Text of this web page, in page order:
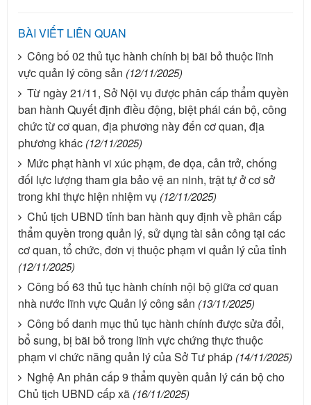
BÀI VIẾT LIÊN QUAN
Công bố 02 thủ tục hành chính bị bãi bỏ thuộc lĩnh
vực quản lý công sản (12/11/2025)
Từ ngày 21/11, Sở Nội vụ được phân cấp thẩm quyền
ban hành Quyết định điều động, biệt phái cán bộ, công
chức từ cơ quan, địa phương này đến cơ quan, địa
phương khác (12/11/2025)
Mức phạt hành vi xúc phạm, đe dọa, cản trở, chống
đối lực lượng tham gia bảo vệ an ninh, trật tự ở cơ sở
trong khi thực hiện nhiệm vụ (12/11/2025)
Chủ tịch UBND tỉnh ban hành quy định về phân cấp
thẩm quyền trong quản lý, sử dụng tài sản công tại các
cơ quan, tổ chức, đơn vị thuộc phạm vi quản lý của tỉnh
(12/11/2025)
Công bố 63 thủ tục hành chính nội bộ giữa cơ quan
nhà nước lĩnh vực Quản lý công sản (13/11/2025)
Công bố danh mục thủ tục hành chính được sửa đổi,
bổ sung, bị bãi bỏ trong lĩnh vực chứng thực thuộc
phạm vi chức năng quản lý của Sở Tư pháp (14/11/2025)
Nghệ An phân cấp 9 thẩm quyền quản lý cán bộ cho
Chủ tịch UBND cấp xã (16/11/2025)